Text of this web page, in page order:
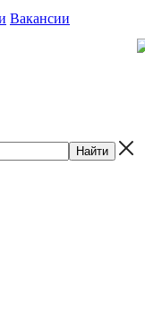
Вакансии